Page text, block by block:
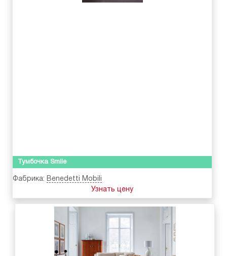
Тумбочка Smile
Фабрика: Benedetti Mobili
Узнать цену